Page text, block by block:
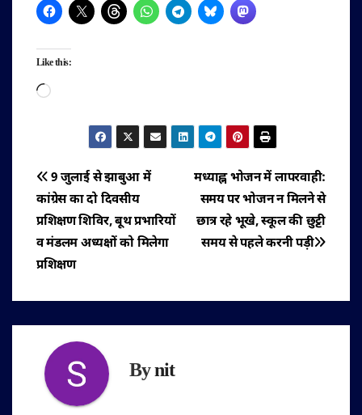
Like this:
Loading…
पोस्ट
नेविगेशन
मध्याह्न भोजन में लापरवाही:
समय पर भोजन न मिलने से
छात्र रहे भूखे, स्कूल की छुट्टी
समय से पहले करनी पड़ी
9 जुलाई से झाबुआ में
कांग्रेस का दो दिवसीय
प्रशिक्षण शिविर, बूथ प्रभारियों
व मंडलम अध्यक्षों को मिलेगा
प्रशिक्षण
Bynit